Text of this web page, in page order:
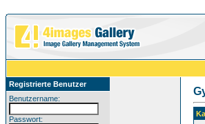
Registrierte Benutzer
Benutzername:
Passwort: